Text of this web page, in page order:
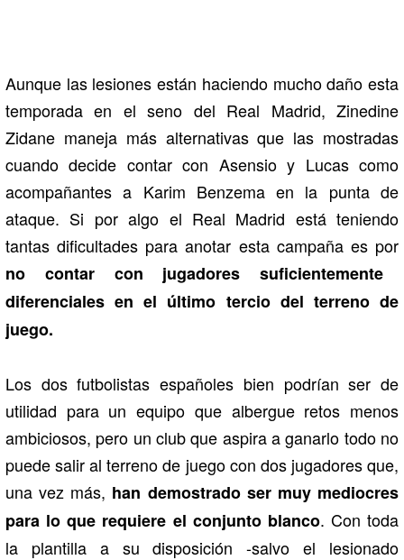
Aunque las lesiones están haciendo mucho daño esta
temporada en el seno del Real Madrid, Zinedine
Zidane maneja más alternativas que las mostradas
cuando decide contar con Asensio y Lucas como
acompañantes a Karim Benzema en la punta de
ataque. Si por algo el Real Madrid está teniendo
tantas dificultades para anotar esta campaña es por
no contar con jugadores suficientemente
diferenciales en el último tercio del terreno de
juego.
Los dos futbolistas españoles bien podrían ser de
utilidad para un equipo que albergue retos menos
ambiciosos, pero un club que aspira a ganarlo todo no
puede salir al terreno de juego con dos jugadores que,
una vez más, han demostrado ser muy mediocres
para lo que requiere el conjunto blanco. Con toda
la plantilla a su disposición -salvo el lesionado